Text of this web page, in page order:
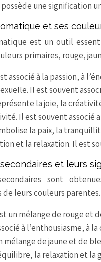
une signification
et ses
est un outil
primaires, rouge,
associé à la passion, à
Il est souvent
la joie, la
Il est souvent associé
la paix, la
et la relaxation. Il est
et leurs
sont
leurs couleurs parentes.
un mélange de rouge et
à l’enthousiasme, à
mélange de jaune et de
la relaxation et la